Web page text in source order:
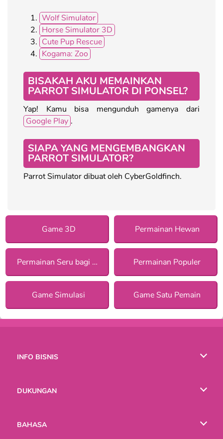
Wolf Simulator
Horse Simulator 3D
Cute Pup Rescue
Kogama: Zoo
BISAKAH AKU MEMAINKAN
PARROT SIMULATOR DI PONSEL?
Yap! Kamu bisa mengunduh gamenya dari
Google Play .
SIAPA YANG MENGEMBANGKAN
PARROT SIMULATOR?
Parrot Simulator dibuat oleh CyberGoldfinch.
Game 3D Permainan Hewan
Permainan Seru bagi Anak Perempuan Permainan Populer
Game Simulasi Game Satu Pemain
INFO BISNIS
DUKUNGAN
BAHASA